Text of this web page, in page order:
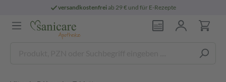
versandkostenfreiab 29 € und für E-Rezepte